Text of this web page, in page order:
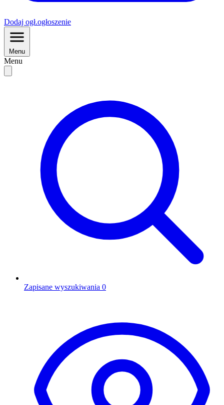
Dodaj ogł.ogłoszenie
Menu
Menu
Zapisane wyszukiwania 0